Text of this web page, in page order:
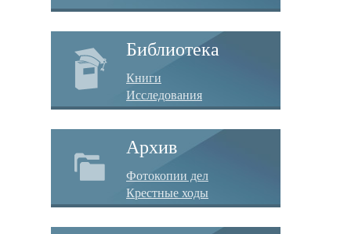
Библиотека
Книги
Исследования
Архив
Фотокопии дел
Крестные ходы